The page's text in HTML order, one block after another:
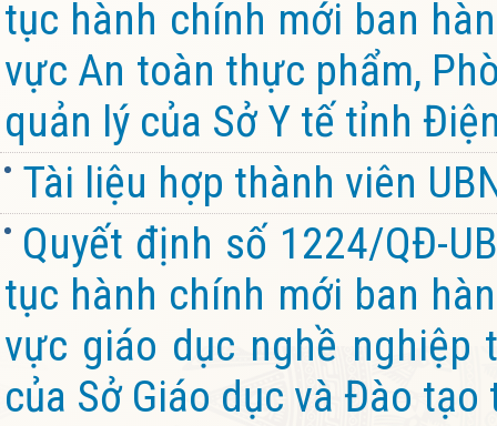
tục hành chính mới ban
vực An toàn thực phẩm,
quản lý của Sở Y tế tỉnh
Tài liệu hợp thành viên
Quyết định số 1224/QĐ-
tục hành chính mới ban
vực giáo dục nghề nghiệp
của Sở Giáo dục và Đào